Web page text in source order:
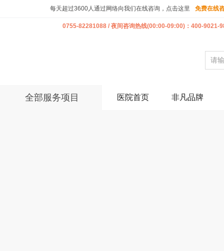
每天超过3600人通过网络向我们在线咨询，点击这里 免费在线
0755-82281088 / 夜间咨询热线(00:00-09:00)：400-9021-
全部服务项目 医院首页 非凡品牌